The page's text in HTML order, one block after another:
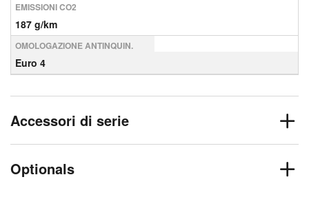
EMISSIONI CO2
187 g/km
OMOLOGAZIONE ANTINQUIN.
Euro 4
Accessori di serie
Optionals